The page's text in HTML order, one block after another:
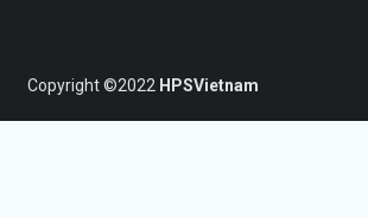
Copyright ©2022 HPSVietnam